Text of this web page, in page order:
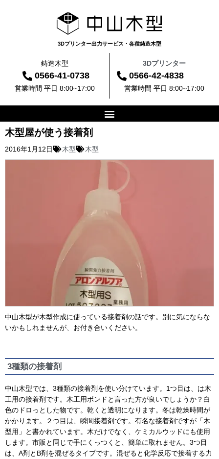
3Dプリンター出力サービス・各種鋳造木型
鋳造木型
0566-41-0738
営業時間 平日 8:00~17:00
3Dプリンター
0566-42-4838
営業時間 平日 8:00~17:00
木型屋が使う接着剤
2016年1月12日 木型 木型
中山木型が木型作成に使っている接着剤の話です。別に気にならな
いかもしれませんが、お付き合いください。
3種類の接着剤
中山木型では、3種類の接着剤を使い分けています。1つ目は、は木
工用の接着剤です。木工用ボンドと言った方が良いでしょうか？白
色のドロっとした物です。乾くと透明になります。冬は乾燥時間が
かかります。２つ目は、瞬間接着剤です。有名な接着剤ですが「木
型用」と書かれています。木だけでなく、ケミカルウッドにも使用
します。市販と同じで手にくっつくと、簡単に取れません。3つ目
は、A剤とB剤を混ぜるタイプです。混ぜると化学反応で接着する力